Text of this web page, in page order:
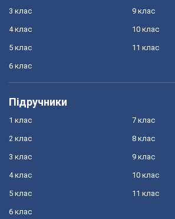
3 клас
4 клас
5 клас
6 клас
9 клас
10 клас
11 клас
Підручники
1 клас
2 клас
3 клас
4 клас
5 клас
6 клас
7 клас
8 клас
9 клас
10 клас
11 клас